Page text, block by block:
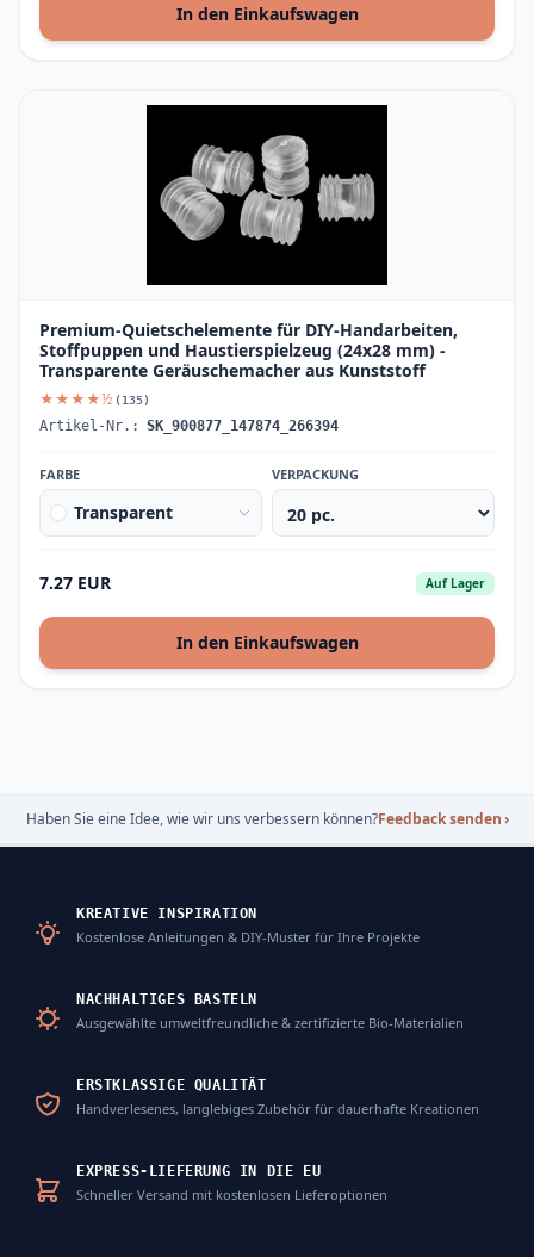
In den Einkaufswagen
Premium-Quietschelemente für DIY-Handarbeiten,
Stoffpuppen und Haustierspielzeug (24x28 mm) -
Transparente Geräuschemacher aus Kunststoff
★★★★½ (135)
Artikel-Nr.: SK_900877_147874_266394
FARBE
Transparent
VERPACKUNG
7.27 EUR Auf Lager
In den Einkaufswagen
Haben Sie eine Idee, wie wir uns verbessern können?Feedback senden›
KREATIVE INSPIRATION
Kostenlose Anleitungen & DIY-Muster für Ihre Projekte
NACHHALTIGES BASTELN
Ausgewählte umweltfreundliche & zertifizierte Bio-Materialien
ERSTKLASSIGE QUALITÄT
Handverlesenes, langlebiges Zubehör für dauerhafte Kreationen
EXPRESS-LIEFERUNG IN DIE EU
Schneller Versand mit kostenlosen Lieferoptionen